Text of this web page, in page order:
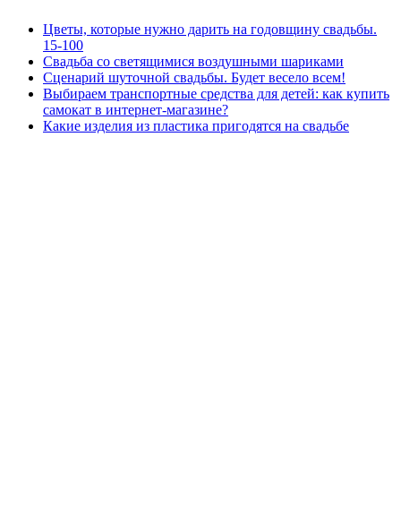
Цветы, которые нужно дарить на годовщину свадьбы.
15-100
Свадьба со светящимися воздушными шариками
Сценарий шуточной свадьбы. Будет весело всем!
Выбираем транспортные средства для детей: как купить
самокат в интернет-магазине?
Какие изделия из пластика пригодятся на свадьбе